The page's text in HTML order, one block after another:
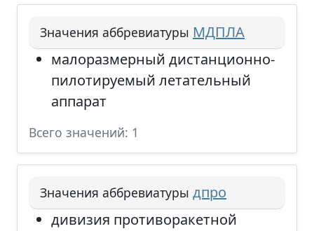
Значения аббревиатуры МДПЛА
малоразмерный дистанционно-
пилотируемый летательный
аппарат
Всего значений: 1
Значения аббревиатуры дпро
дивизия противоракетной